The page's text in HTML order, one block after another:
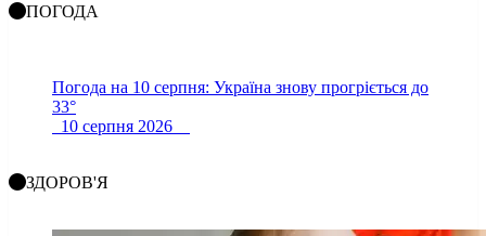
ПОГОДА
Погода на 10 серпня: Україна знову прогріється до
33°
10 серпня 2026
ЗДОРОВ'Я